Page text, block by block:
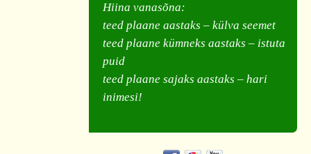
Hiina vanasõna:
teed plaane aastaks – külva seemet
teed plaane kümneks aastaks – istuta
puid
teed plaane sajaks aastaks – hari
inimesi!